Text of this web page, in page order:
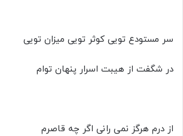
سر مستودع تویی کوثر تویی میزان تویی
در شگفت از هیبت اسرار پنهان توام
از درم هرگز نمی رانی اگر چه قاصرم